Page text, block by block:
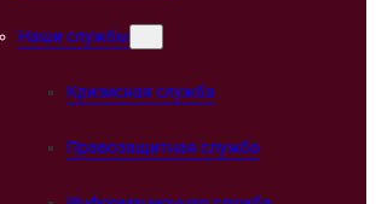
Наши службы
Кризисная служба
Правозащитная служба